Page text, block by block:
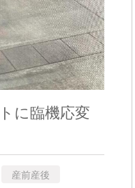
に臨機応変
産前産後